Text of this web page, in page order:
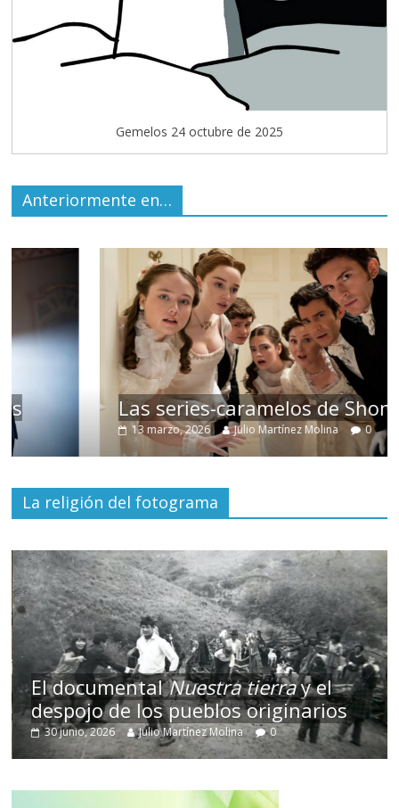
Gemelos 24 octubre de 2025
Anteriormente en…
Las series-caramelos de Shondaland
13 marzo, 2026 Julio Martínez Molina 0
La religión del fotograma
El documentalNuestra tierray el
despojo de los pueblos originarios
30 junio, 2026 Julio Martínez Molina 0